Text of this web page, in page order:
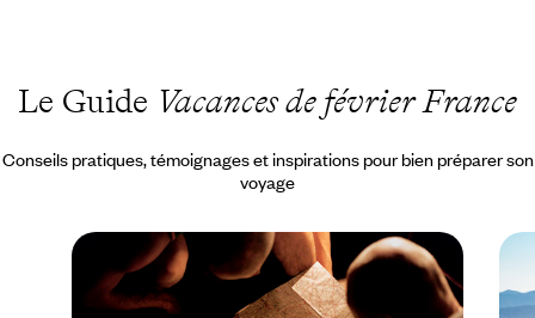
Le Guide Vacances de février France
Conseils pratiques, témoignages et inspirations pour bien préparer son
voyage